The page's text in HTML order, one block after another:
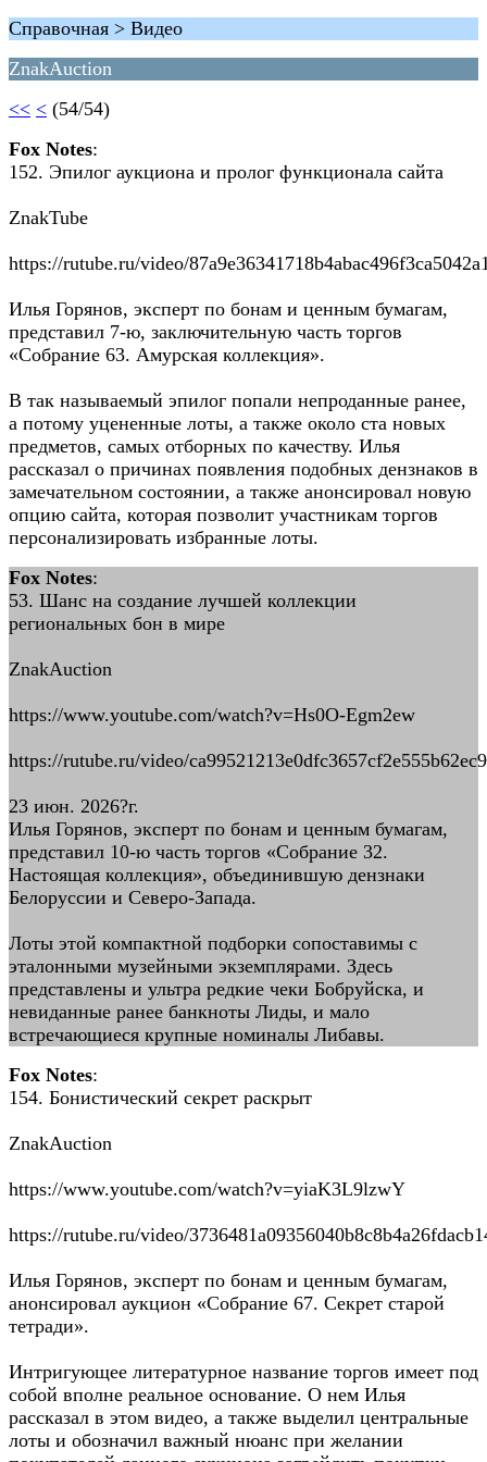
Справочная > Видео
ZnakAuction
<< < (54/54)
Fox Notes:
152. Эпилог аукциона и пролог функционала сайта
ZnakTube
https://rutube.ru/video/
Илья Горянов, эксперт по бонам и ценным бумагам,
представил 7-ю, заключительную часть торгов
«Собрание 63. Амурская коллекция».
В так называемый эпилог попали непроданные ранее,
а потому уцененные лоты, а также около ста новых
предметов, самых отборных по качеству. Илья
рассказал о причинах появления подобных дензнаков в
замечательном состоянии, а также анонсировал новую
опцию сайта, которая позволит участникам торгов
персонализировать избранные лоты.
Fox Notes:
53. Шанс на создание лучшей коллекции
региональных бон в мире
ZnakAuction
https://www.youtube.com/watch?v=Hs0O-Egm2ew
https://rutube.ru/video/
23 июн. 2026?г.
Илья Горянов, эксперт по бонам и ценным бумагам,
представил 10-ю часть торгов «Собрание 32.
Настоящая коллекция», объединившую дензнаки
Белоруссии и Северо-Запада.
Лоты этой компактной подборки сопоставимы с
эталонными музейными экземплярами. Здесь
представлены и ультра редкие чеки Бобруйска, и
невиданные ранее банкноты Лиды, и мало
встречающиеся крупные номиналы Либавы.
Fox Notes:
154. Бонистический секрет раскрыт
ZnakAuction
https://www.youtube.com/watch?v=yiaK3L9lzwY
https://rutube.ru/video/
Илья Горянов, эксперт по бонам и ценным бумагам,
анонсировал аукцион «Собрание 67. Секрет старой
тетради».
Интригующее литературное название торгов имеет под
собой вполне реальное основание. О нем Илья
рассказал в этом видео, а также выделил центральные
лоты и обозначил важный нюанс при желании